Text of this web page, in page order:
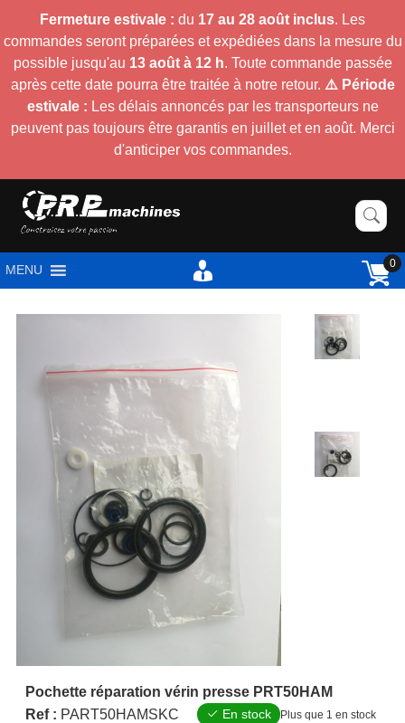
Fermeture estivale : du 17 au 28 août inclus. Les
commandes seront préparées et expédiées dans la mesure du
possible jusqu'au 13 août à 12 h. Toute commande passée
après cette date pourra être traitée à notre retour. ⚠️ Période
estivale : Les délais annoncés par les transporteurs ne
peuvent pas toujours être garantis en juillet et en août. Merci
d'anticiper vos commandes.
MENU 0
Pochette réparation vérin presse PRT50HAM
Ref : PART50HAMSKC En stock Plus que 1 en stock